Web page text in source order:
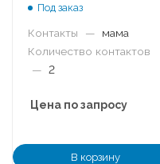
Под заказ
Контакты —
мама
Количество контактов
— 2
Цена по запросу
В корзину